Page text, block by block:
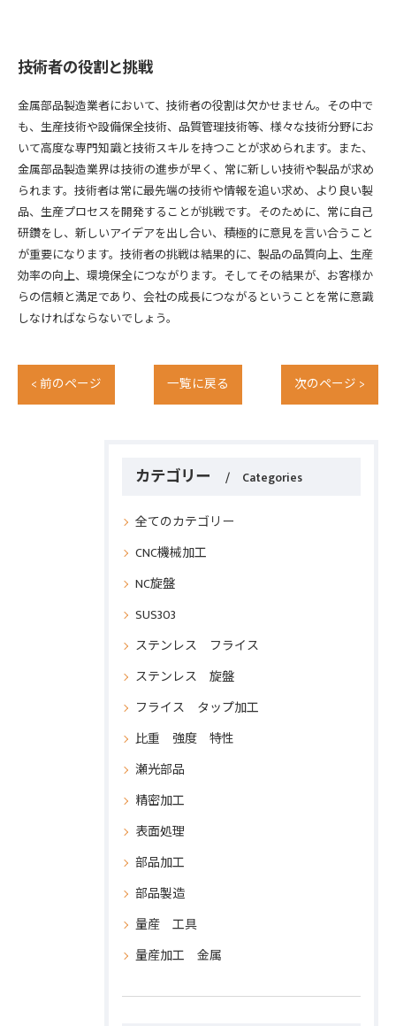
技術者の役割と挑戦
金属部品製造業者において、技術者の役割は欠かせません。その中で
も、生産技術や設備保全技術、品質管理技術等、様々な技術分野にお
いて高度な専門知識と技術スキルを持つことが求められます。また、
金属部品製造業界は技術の進歩が早く、常に新しい技術や製品が求め
られます。技術者は常に最先端の技術や情報を追い求め、より良い製
品、生産プロセスを開発することが挑戦です。そのために、常に自己
研鑽をし、新しいアイデアを出し合い、積極的に意見を言い合うこと
が重要になります。技術者の挑戦は結果的に、製品の品質向上、生産
効率の向上、環境保全につながります。そしてその結果が、お客様か
らの信頼と満足であり、会社の成長につながるということを常に意識
しなければならないでしょう。
< 前のページ 一覧に戻る 次のページ >
カテゴリー Categories
全てのカテゴリー
CNC機械加工
NC旋盤
SUS303
ステンレス フライス
ステンレス 旋盤
フライス タップ加工
比重 強度 特性
瀬光部品
精密加工
表面処理
部品加工
部品製造
量産 工具
量産加工 金属